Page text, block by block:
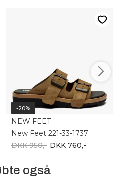
-20%
NEW FEET
New Feet 221-33-1737
DKK 950,- DKK 760,-
også